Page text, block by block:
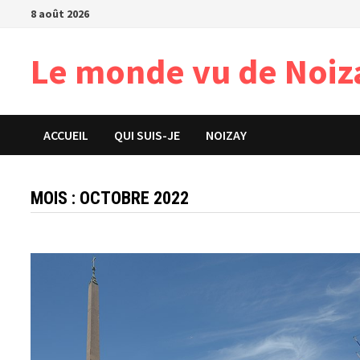
Passer8 août 2026
Le monde vu de
ACCUEIL QUI SUIS-JE NOIZAY
MOIS : OCTOBRE 2022